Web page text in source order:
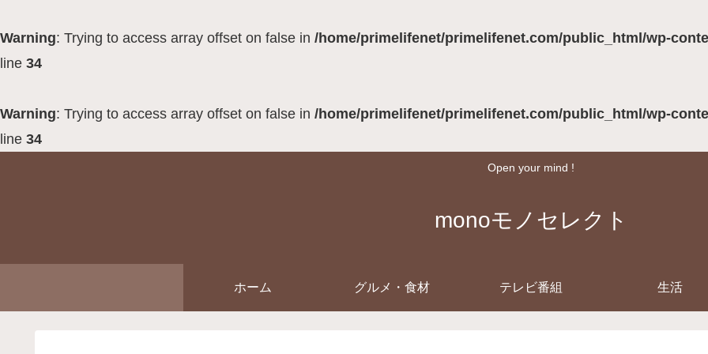
Warning: Trying to access array offset on false in /home/primelifenet/primelifenet.com/public_html/wp-
line 34
Warning: Trying to access array offset on false in /home/primelifenet/primelifenet.com/public_html/wp-
line 34
Open your mind !
monoモノセレクト
ホーム グルメ・食材 テレビ番組 生活